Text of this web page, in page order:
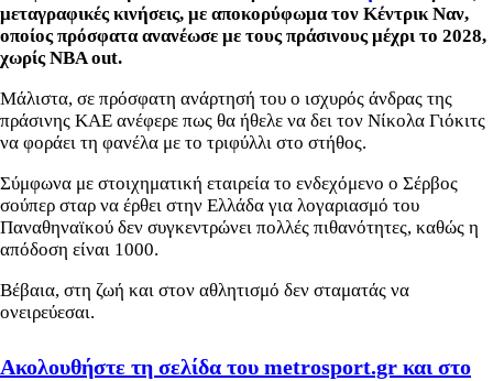
μεταγραφικές κινήσεις, με αποκορύφωμα τον Κέντρικ Ναν,
οποίος πρόσφατα ανανέωσε με τους πράσινους μέχρι το 2028,
χωρίς NBA out.
Μάλιστα, σε πρόσφατη ανάρτησή του ο ισχυρός άνδρας της
πράσινης ΚΑΕ ανέφερε πως θα ήθελε να δει τον Νίκολα Γιόκιτς
να φοράει τη φανέλα με το τριφύλλι στο στήθος.
Σύμφωνα με στοιχηματική εταιρεία το ενδεχόμενο ο Σέρβος
σούπερ σταρ να έρθει στην Ελλάδα για λογαριασμό του
Παναθηναϊκού δεν συγκεντρώνει πολλές πιθανότητες, καθώς η
απόδοση είναι 1000.
Βέβαια, στη ζωή και στον αθλητισμό δεν σταματάς να
ονειρεύεσαι.
Ακολουθήστε τη σελίδα του metrosport.gr και στο